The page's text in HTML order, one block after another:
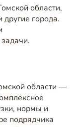
области,
города.
области —
нормы и
подрядчика